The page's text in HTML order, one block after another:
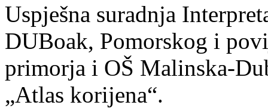
Uspješna suradnja
DUBoak, Pomorskog i
primorja i OŠ Malinska-
„Atlas korijena“.